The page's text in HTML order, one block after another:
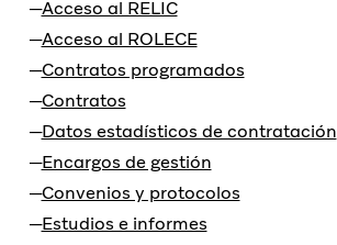
Acceso al RELIC
Acceso al ROLECE
Contratos programados
Contratos
Datos estadísticos de contratación
Encargos de gestión
Convenios y protocolos
Estudios e informes